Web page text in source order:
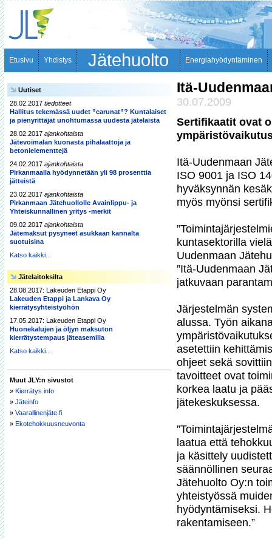
Etusivu Yhdistys Jätehuolto Energiahyödyntäminen
Uutiset
28.02.2017 tiedotteet
Hallitus tekemässä uudet ”carunat”? Kuntalaiset
ja pienyrittäjät unohtumassa uudesta jätelaista
28.02.2017 ajankohtaista
Jätevoimalan kuonasta pihalaattoja ja
betonielementtejä
24.02.2017 ajankohtaista
Pirkanmaalla hyödynnetään yli 98 prosenttia
jätteistä
23.02.2017 ajankohtaista
Pirkanmaan Jätehuollolle Avainlippu- ja
Yhteiskunnallinen yritys -merkit
09.02.2017 ajankohtaista
Jätemaksut pysyneet asukkaan kannalta
suotuisina
Katso kaikki...
Jätelaitoksilta
28.08.2017: Lakeuden Etappi Oy
Lakeuden Etappi ja Lankava Oy
kierrätysyhteistyöhön
17.05.2017: Lakeuden Etappi Oy
Huonekalujen ja öljyn maksuton
kierrätystempaus jäteasemilla
Katso kaikki...
Muut JLY:n sivustot
» Kierrätys.info
» Jäteinfo
» Vaarallinenjäte.fi
» Ekotehokkuusneuvonta
Itä-
30.07.2009
Sertifikaatit ovat
Itä-Uudenmaan
ISO 9001 ja ISO
hyväksynnän
myös myönsi
kuntasektorilla
Uudenmaan
”Itä-Uudenmaan
jatkuvaan
Järjestelmän
alussa. Työn
asetettiin
ohjeet sekä
tavoitteet ovat
korkea laatu ja
jätekeskuksessa.
laatua että
ja käsittely
säännöllinen
Jätehuolto Oy:n
yhteistyössä
hyödyntämiseksi.
rakentamiseen.”